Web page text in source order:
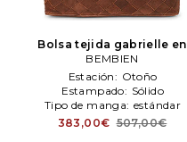
Bolsa tejida gabrielle en
color Coñac BEMBIEN
BEMBIEN
Estación: Otoño
Estampado: Sólido
Tipo de manga: estándar
383,00€ 507,00€